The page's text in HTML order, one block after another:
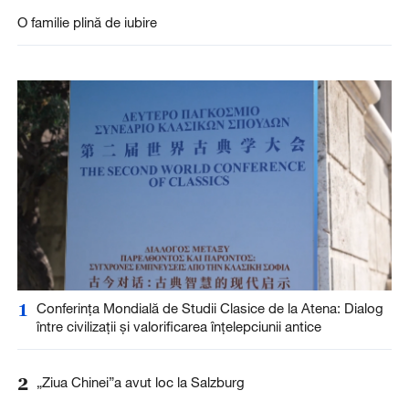
O familie plină de iubire
1
Conferința Mondială de Studii Clasice de la Atena: Dialog
între civilizații și valorificarea înțelepciunii antice
2 „Ziua Chinei”a avut loc la Salzburg